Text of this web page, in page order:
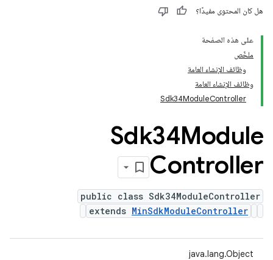
هل كان المحتوى مفيدًا؟
على هذه الصفحة
ملخّص
وظائف الإنشاء العامة
وظائف الإنشاء العامة
Sdk34ModuleController
Sdk34Module
Controller
public class Sdk34ModuleController
extends MinSdkModuleController
java.lang.Object